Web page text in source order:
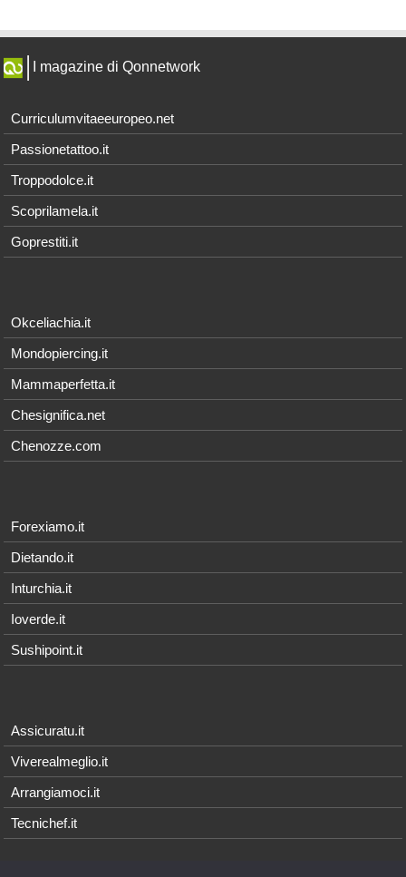
I magazine di Qonnetwork
Curriculumvitaeeuropeo.net
Passionetattoo.it
Troppodolce.it
Scoprilamela.it
Goprestiti.it
Okceliachia.it
Mondopiercing.it
Mammaperfetta.it
Chesignifica.net
Chenozze.com
Forexiamo.it
Dietando.it
Inturchia.it
Ioverde.it
Sushipoint.it
Assicuratu.it
Viverealmeglio.it
Arrangiamoci.it
Tecnichef.it